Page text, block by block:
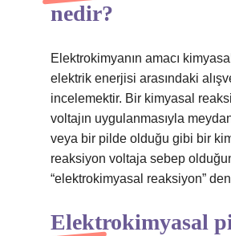
nedir?
Elektrokimyanın amacı
elektrik enerjisi arasındaki
incelemektir. Bir kimyasal
voltajın uygulanmasıyla
veya bir pilde olduğu gibi bir
reaksiyon voltaja sebep
“elektrokimyasal reaksiyon”
Elektrokimyasal